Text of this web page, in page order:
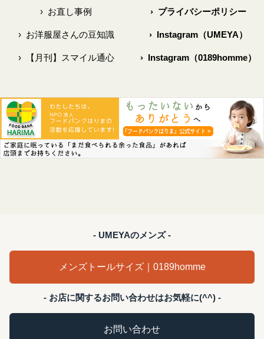
› お直し事例
›お洋服屋さんの豆知識
›【月刊】スマイル通心
›プライバシーポリシー
›Instagram（UMEYA）
›Instagram（0189homme）
- UMEYAのメンズ -
メンズトールサイズ｜0189homme
- お店に関するお問い合わせはお気軽に(^^) -
お問い合わせ